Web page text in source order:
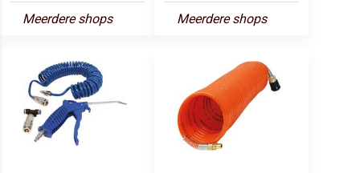
Meerdere shops
Meerdere shops